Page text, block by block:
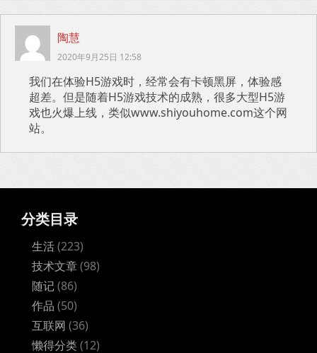
陶慧
2020年9月25日 12:58
我们在体验H5游戏时，经常会有卡顿黑屏，体验感
超差。但是随着H5游戏技术的成熟，很多大型H5游
戏也火爆上线，类似www.shiyouhome.com这个网
站。
分类目录
生活(223)
技术文章(98)
随记(86)
作品 (50)
互联网 (36)
懒得分类(12)